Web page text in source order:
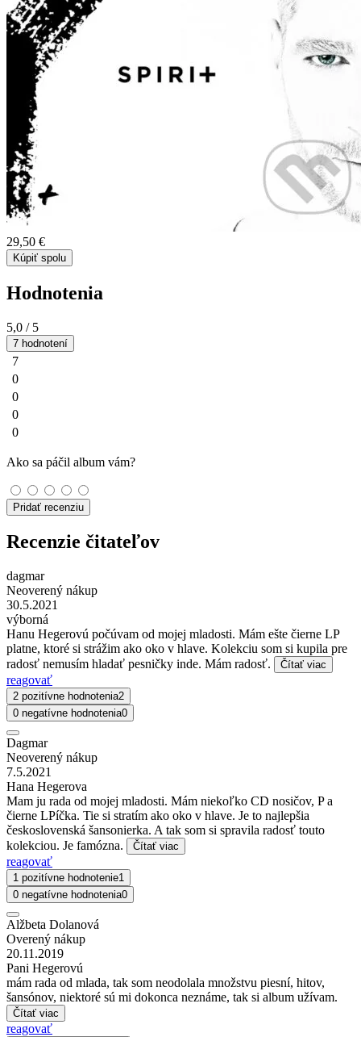
29,50 €
Kúpiť spolu
Hodnotenia
5,0 / 5
7 hodnotení
7
0
0
0
0
Ako sa páčil album vám?
Pridať recenziu
Recenzie čitateľov
dagmar
Neoverený nákup
30.5.2021
výborná
Hanu Hegerovú počúvam od mojej mladosti. Mám ešte čierne LP
platne, ktoré si strážim ako oko v hlave. Kolekciu som si kupila pre
radosť nemusím hladať pesničky inde. Mám radosť.
Čítať viac
reagovať
2 pozitívne hodnotenia2
0 negatívne hodnotenia0
Dagmar
Neoverený nákup
7.5.2021
Hana Hegerova
Mam ju rada od mojej mladosti. Mám niekoľko CD nosičov, P a
čierne LPíčka. Tie si stratím ako oko v hlave. Je to najlepšia
československá šansonierka. A tak som si spravila radosť touto
kolekciou. Je famózna.
Čítať viac
reagovať
1 pozitívne hodnotenie1
0 negatívne hodnotenia0
Alžbeta Dolanová
Overený nákup
20.11.2019
Pani Hegerovú
mám rada od mlada, tak som neodolala množstvu piesní, hitov,
šansónov, niektoré sú mi dokonca neznáme, tak si album užívam.
Čítať viac
reagovať